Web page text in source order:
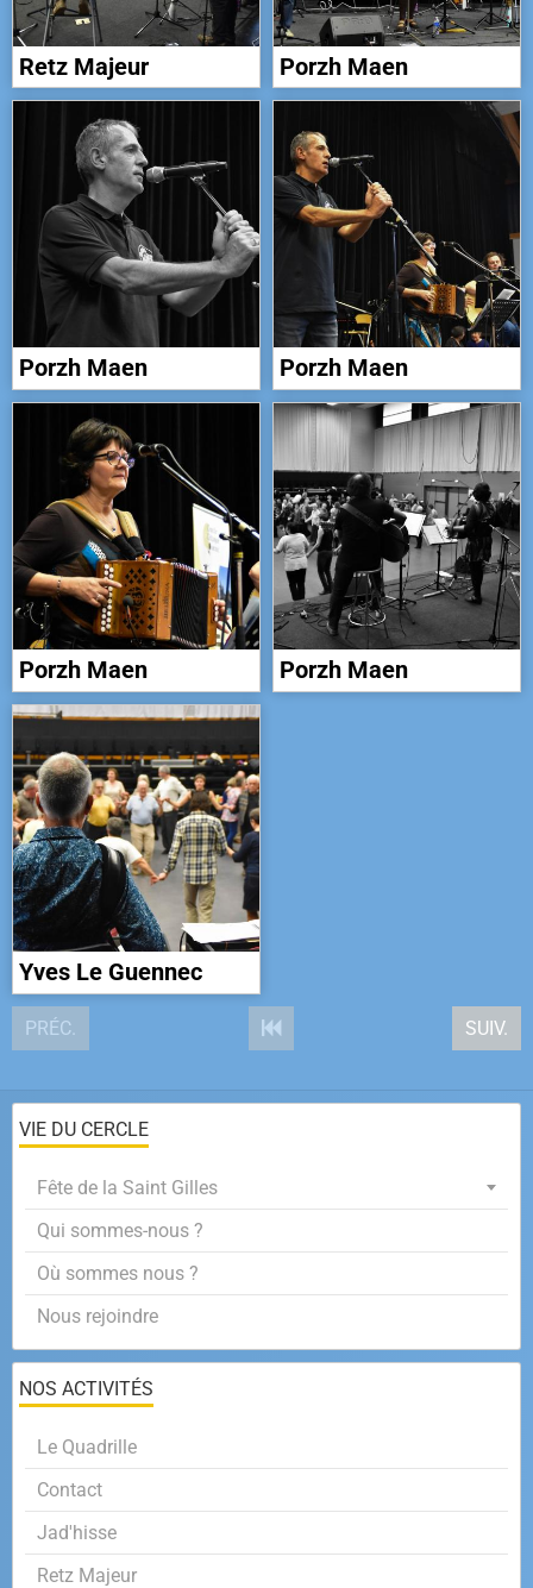
Retz Majeur Porzh Maen
Porzh Maen Porzh Maen
Porzh Maen Porzh Maen
Yves Le Guennec
PRÉC. SUIV.
VIE DU CERCLE
Fête de la Saint Gilles
Qui sommes-nous ?
Où sommes nous ?
Nous rejoindre
NOS ACTIVITÉS
Le Quadrille
Contact
Jad'hisse
Retz Majeur